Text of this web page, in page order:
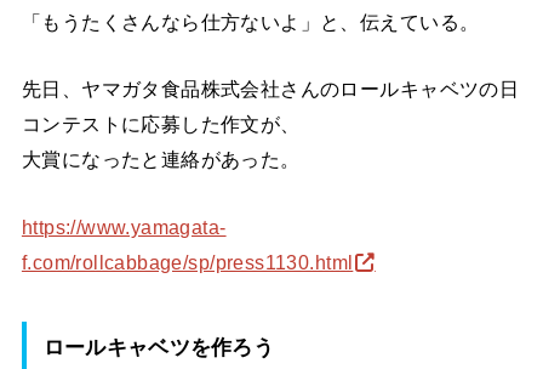
「もうたくさんなら仕方ないよ」と、伝えている。
先日、ヤマガタ食品株式会社さんのロールキャベツの日
コンテストに応募した作文が、
大賞になったと連絡があった。
https://www.yamagata-
f.com/rollcabbage/sp/press1130.html
ロールキャベツを作ろう